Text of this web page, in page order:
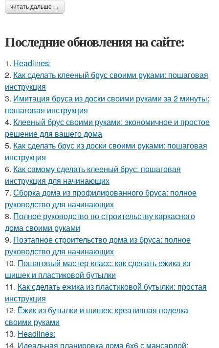
читать дальше →
Последние обновления на сайте:
1. Headlines:
2. Как сделать клееный брус своими руками: пошаговая
инструкция
3. Имитация бруса из доски своими руками за 2 минуты:
пошаговая инструкция
4. Клееный брус своими руками: экономичное и простое
решение для вашего дома
5. Как сделать брус из доски своими руками: пошаговая
инструкция
6. Как самому сделать клееный брус: пошаговая
инструкция для начинающих
7. Сборка дома из профилированного бруса: полное
руководство для начинающих
8. Полное руководство по строительству каркасного
дома своими руками
9. Поэтапное строительство дома из бруса: полное
руководство для начинающих
10. Пошаговый мастер-класс: как сделать ежика из
шишек и пластиковой бутылки
11. Как сделать ежика из пластиковой бутылки: простая
инструкция
12. Ёжик из бутылки и шишек: креативная поделка
своими руками
13. Headlines:
14. Идеальная планировка дома 6х6 с мансардой: